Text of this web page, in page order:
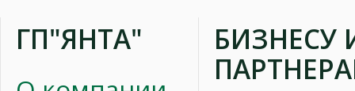
ГП"ЯНТА"
БИЗНЕСУ